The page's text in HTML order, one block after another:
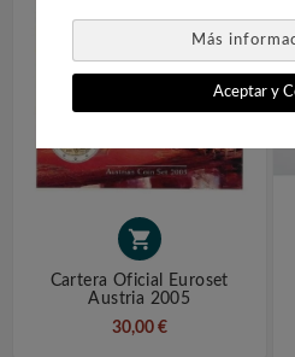
Más
Aceptar y

Cartera Oficial Euroset
Austria 2005
30,00 €